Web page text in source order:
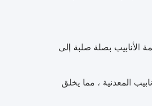
الأنابيب بصلة صلبة إلى
المعدنية ، مما يخلق